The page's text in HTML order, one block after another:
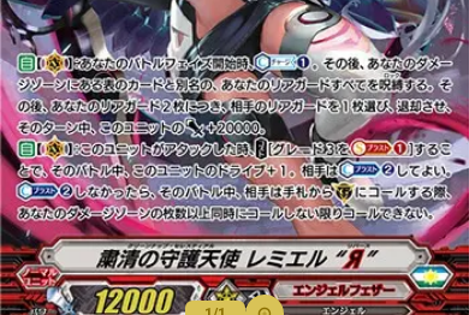
【D】ブースター
【D】その他ブースター
【D】デッキなど
【DPR】PRカード